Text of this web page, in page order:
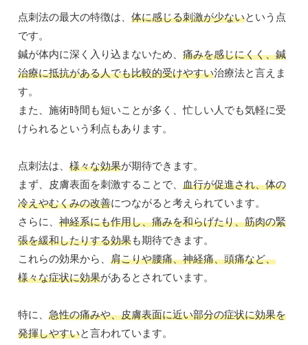
点刺法の最大の特徴は、 体に感じる刺激が少ないという点
です。
鍼が体内に深く入り込まないため、 痛みを感じにくく、鍼
治療に抵抗がある人でも比較的受けやすい治療法と言えま
す。
また、施術時間も短いことが多く、忙しい人でも気軽に受
けられるという利点もあります。
点刺法は、 様々な効果が期待できます。
まず、皮膚表面を刺激することで、 血行が促進され、体の
冷えやむくみの改善につながると考えられています。
さらに、 神経系にも作用し、痛みを和らげたり、筋肉の緊
張を緩和したりする効果も期待できます。
これらの効果から、 肩こりや腰痛、神経痛、頭痛など、
様々な症状に効果があるとされています。
特に、 急性の痛みや、皮膚表面に近い部分の症状に効果を
発揮しやすいと言われています。